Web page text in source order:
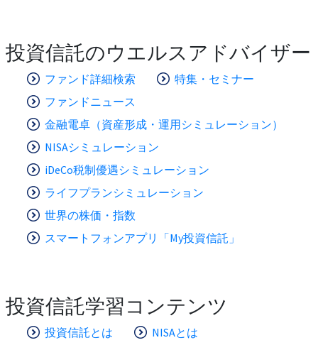
投資信託のウエルスアドバイザー
ファンド詳細検索
特集・セミナー
ファンドニュース
金融電卓（資産形成・運用シミュレーション）
NISAシミュレーション
iDeCo税制優遇シミュレーション
ライフプランシミュレーション
世界の株価・指数
スマートフォンアプリ「My投資信託」
投資信託学習コンテンツ
投資信託とは NISAとは